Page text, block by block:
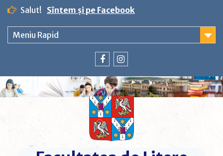
Salut! Sîntem și pe Facebook
Meniu Rapid